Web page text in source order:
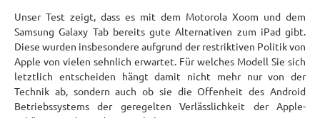
Unser Test zeigt, dass es mit dem Motorola Xoom und dem
Samsung Galaxy Tab bereits gute Alternativen zum iPad gibt.
Diese wurden insbesondere aufgrund der restriktiven Politik von
Apple von vielen sehnlich erwartet. Für welches Modell Sie sich
letztlich entscheiden hängt damit nicht mehr nur von der
Technik ab, sondern auch ob sie die Offenheit des Android
Betriebssystems der geregelten Verlässlichkeit der Apple-